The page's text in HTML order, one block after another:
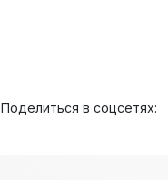
Поделиться в соцсетях: